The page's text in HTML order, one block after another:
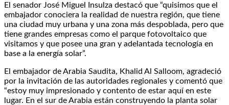
El senador José Miguel Insulza destacó que “quisimos que el
embajador conociera la realidad de nuestra región, que tiene
una ciudad muy urbana y una zona más despoblada, pero que
tiene grandes empresas como el parque fotovoltaico que
visitamos y que posee una gran y adelantada tecnología en
base a la energía solar”.
El embajador de Arabia Saudita, Khalid Al Salloom, agradeció
por la invitación de las autoridades regionales y comentó que
“estoy muy impresionado y contento de estar aquí en este
lugar. En el sur de Arabia están construyendo la planta solar